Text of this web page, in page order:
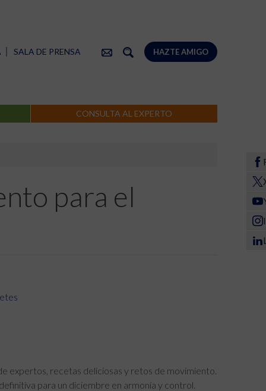
HAZTE AMIGO
SALA DE PRENSA
CONSULTA AL EXPERTO
para el
expertos, recetas deliciosas y retos de movimiento.
para un diciembre en armonía y control.